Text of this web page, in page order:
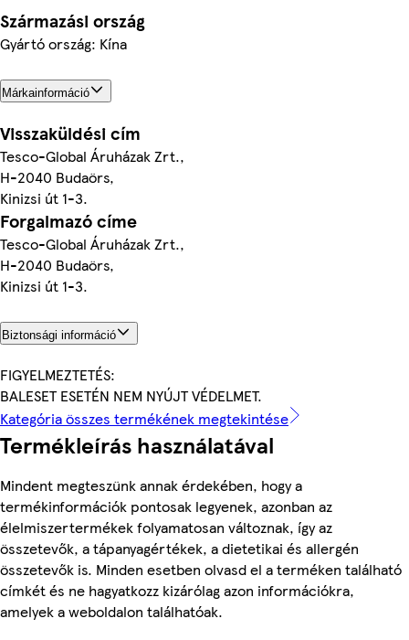
Származási ország
Gyártó ország: Kína
Márkainformáció
Visszaküldési cím
Tesco-Global Áruházak Zrt.,
H-2040 Budaörs,
Kinizsi út 1-3.
Forgalmazó címe
Tesco-Global Áruházak Zrt.,
H-2040 Budaörs,
Kinizsi út 1-3.
Biztonsági információ
FIGYELMEZTETÉS:
BALESET ESETÉN NEM NYÚJT VÉDELMET.
Kategória összes termékének megtekintése
Termékleírás használatával
Mindent megteszünk annak érdekében, hogy a
termékinformációk pontosak legyenek, azonban az
élelmiszertermékek folyamatosan változnak, így az
összetevők, a tápanyagértékek, a dietetikai és allergén
összetevők is. Minden esetben olvasd el a terméken található
címkét és ne hagyatkozz kizárólag azon információkra,
amelyek a weboldalon találhatóak.